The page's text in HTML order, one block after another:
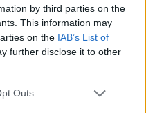
by third parties on the
This information may
on the IAB’s List of
further disclose it to other
Outs
p.dag 1000mg.
of deze persoon ook
o.a. in winkels enz. enz.
veel epileptische